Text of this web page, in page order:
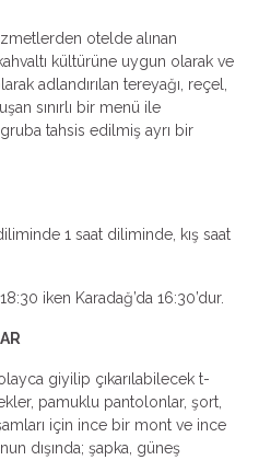
otelde alınan
kültürüne uygun olarak ve
adlandırılan tereyağı, reçel,
sınırlı bir menü ile
tahsis edilmiş ayrı bir
1 saat diliminde, kış saat
iken Karadağ’da 16:30’dur.
giyilip çıkarılabilecek t-
pamuklu pantolonlar, şort,
için ince bir mont ve ince
dışında; şapka, güneş